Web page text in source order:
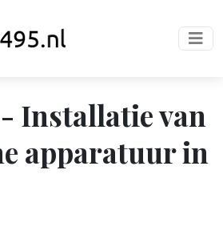
- Installatie van
apparatuur in